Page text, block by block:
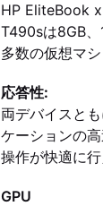
HP EliteBook
T490sは8GB
多数の仮想マ
応答性:
両デバイスと
ケーションの
操作が快適に行
GPU